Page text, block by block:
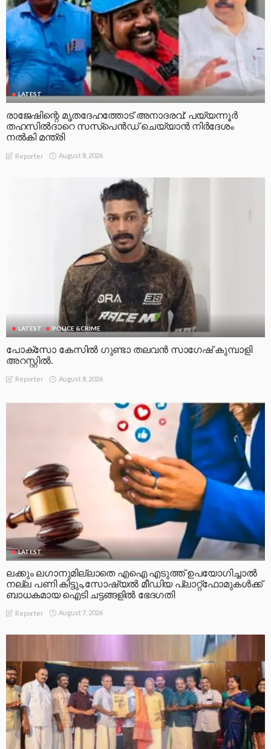
LATEST
രാജേഷിന്റെ മൃതദേഹത്തോട് അനാദരവ്: പയ്യന്നൂർ
തഹസിൽദാറെ സസ്പെൻഡ് ചെയ്യാൻ നിർദേശം
നൽകി മന്ത്രി
Reporter August 8, 2026
LATEST POLICE &CRIME
പോക്സോ കേസിൽ ഗുണ്ടാ തലവൻ സാഗേഷ് കുമ്പാളി
അറസ്റ്റിൽ.
Reporter August 8, 2026
LATEST
ലക്കും ലഗാനുമില്ലാതെ എഐ എടുത്ത് ഉപയോഗിച്ചാല്‍
നല്ല പണി കിട്ടും,സോഷ്യല്‍ മീഡിയ പ്ലാറ്റ്‌ഫോമുകള്‍ക്ക്
ബാധകമായ ഐടി ചട്ടങ്ങളില്‍ ഭേദഗതി
Reporter August 7, 2026